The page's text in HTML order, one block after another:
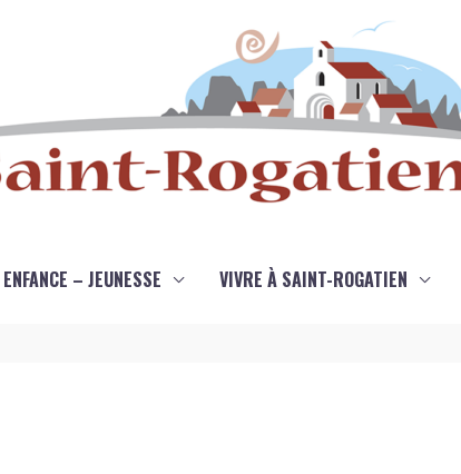
ENFANCE – JEUNESSE VIVRE À SAINT-ROGATIEN